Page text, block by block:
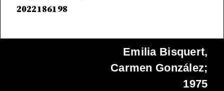
2022186198
Emilia Bisquert,
Carmen González;
1975